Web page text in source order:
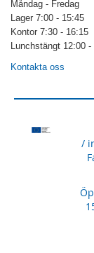
Måndag - Fredag
Lager 7:00 - 15:45
Kontor 7:30 - 16:15
Lunchstängt 12:00 -
Kontakta oss
/